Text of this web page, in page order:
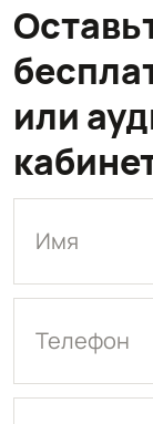
или
Имя
Телефон